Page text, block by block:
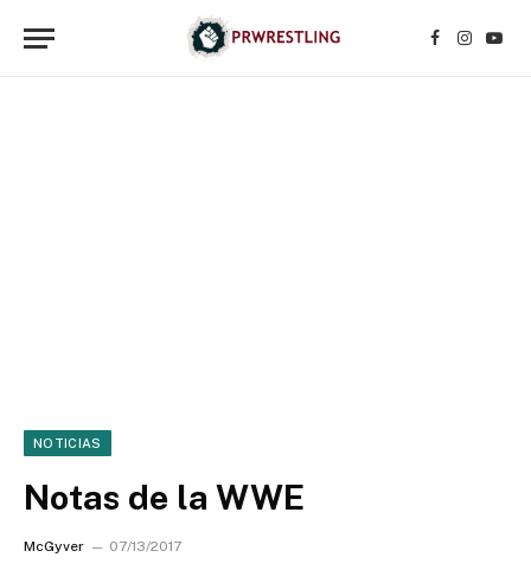
Facebook
NOTICIAS
Notas de la WWE
McGyver 07/13/2017